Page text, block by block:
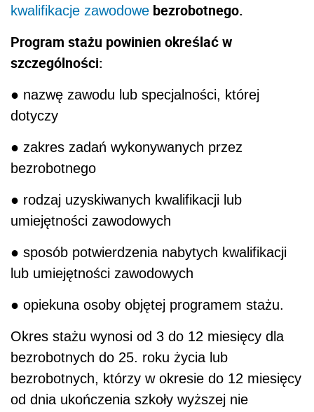
kwalifikacje zawodowe bezrobotnego.
Program stażu powinien określać w
szczególności:
● nazwę zawodu lub specjalności, której
dotyczy
● zakres zadań wykonywanych przez
bezrobotnego
● rodzaj uzyskiwanych kwalifikacji lub
umiejętności zawodowych
● sposób potwierdzenia nabytych kwalifikacji
lub umiejętności zawodowych
● opiekuna osoby objętej programem stażu.
Okres stażu wynosi od 3 do 12 miesięcy dla
bezrobotnych do 25. roku życia lub
bezrobotnych, którzy w okresie do 12 miesięcy
od dnia ukończenia szkoły wyższej nie